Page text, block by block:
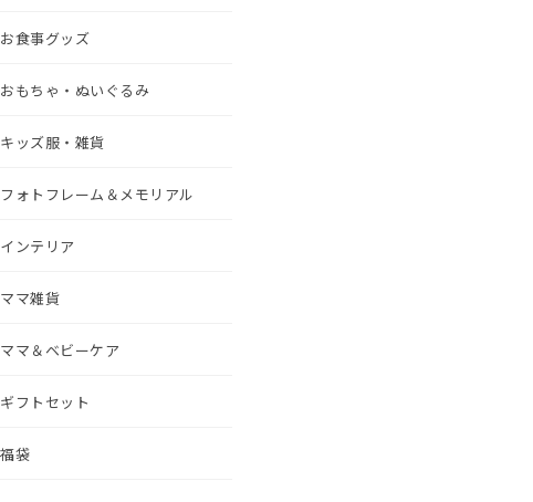
お食事グッズ
おもちゃ・ぬいぐるみ
キッズ服・雑貨
フォトフレーム＆メモリアル
インテリア
ママ雑貨
ママ＆ベビーケア
ギフトセット
福袋